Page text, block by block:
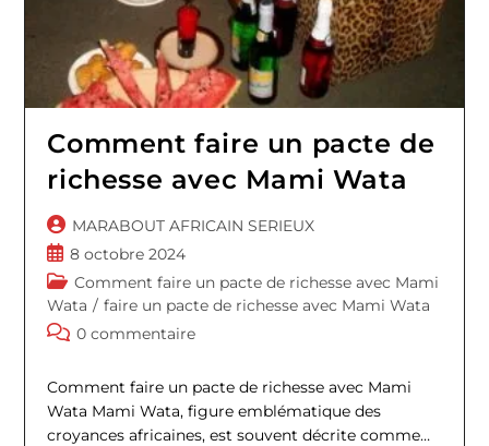
Comment faire un pacte de
richesse avec Mami Wata
Auteur/autrice
de
la
publication :
MARABOUT AFRICAIN SERIEUX
Publication
publiée :
8 octobre 2024
Post
category:
Comment faire un pacte de richesse avec Mami
Wata / faire un pacte de richesse avec Mami Wata
Commentaires
la
publication :
0 commentaire
Comment faire un pacte de richesse avec Mami
Wata Mami Wata, figure emblématique des
croyances africaines, est souvent décrite comme…